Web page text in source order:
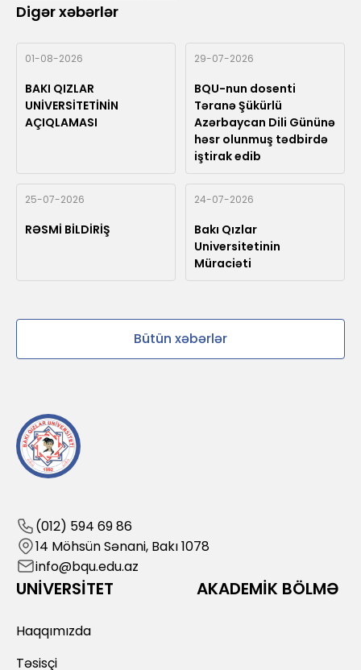
Digər xəbərlər
01-08-2026
BAKI QIZLAR
UNİVERSİTETİNİN
AÇIQLAMASI
29-07-2026
BQU-nun dosenti
Təranə Şükürlü
Azərbaycan Dili Gününə
həsr olunmuş tədbirdə
iştirak edib
25-07-2026
RƏSMİ BİLDİRİŞ
24-07-2026
Bakı Qızlar
Universitetinin
Müraciəti
Bütün xəbərlər
(012) 594 69 86
14 Möhsün Sənani, Bakı 1078
info@bqu.edu.az
UNİVERSİTET
Haqqımızda
Təsisçi
AKADEMİK BÖLMƏ